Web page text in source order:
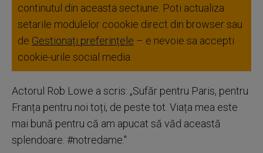
continutul din aceasta sectiune. Poti actualiza
setarile modulelor coookie direct din browser sau
de Gestionați preferințele – e nevoie sa accepti
cookie-urile social media
Actorul Rob Lowe a scris: „Sufăr pentru Paris, pentru
Franța pentru noi toți, de peste tot. Viața mea este
mai bună pentru că am apucat să văd această
splendoare. #notredame."